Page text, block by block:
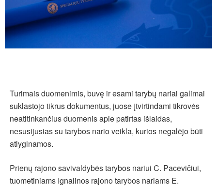
Turimais duomenimis, buvę ir esami tarybų nariai galimai
suklastojo tikrus dokumentus, juose įtvirtindami tikrovės
neatitinkančius duomenis apie patirtas išlaidas,
nesusijusias su tarybos nario veikla, kurios negalėjo būti
atlyginamos.
Prienų rajono savivaldybės tarybos nariui C. Pacevičiui,
tuometiniams Ignalinos rajono tarybos nariams E.